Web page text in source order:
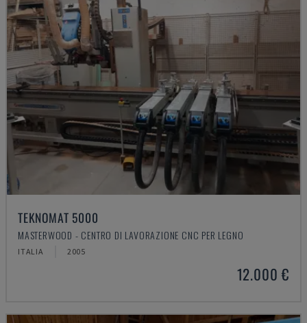
TEKNOMAT 5000
MASTERWOOD - CENTRO DI LAVORAZIONE CNC PER LEGNO
ITALIA 2005
12.000 €